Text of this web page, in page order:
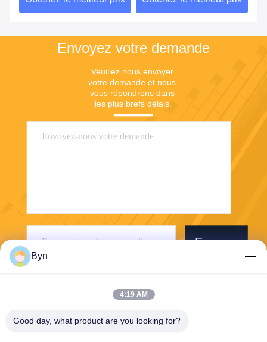
NFC de FBI
Envoyez votre demande
Veuillez nous envoyer
votre demande et nous
vous répondrons dans
les plus brefs délais.
Envoyer
Byn
4:19 AM
Good day, what product are you looking for?